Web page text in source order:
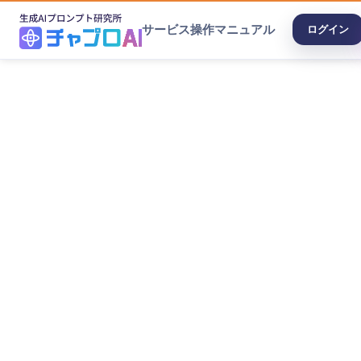
サービス操作マニュアル ログイン